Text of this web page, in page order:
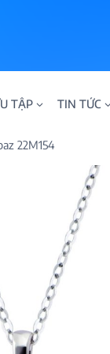
TẬP
AURA
BST BLOOM
BST NHẪN KIM
NHẪN NAM
SWEETIES
FAMILY
TIN TỨC
22M154